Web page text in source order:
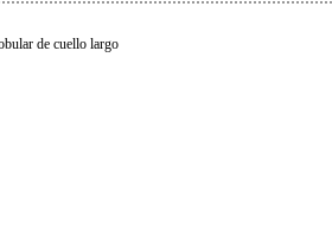
de cuello largo